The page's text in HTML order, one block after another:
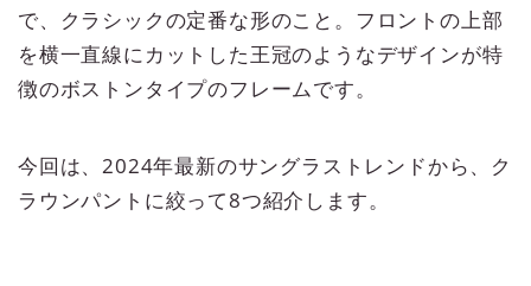
で、クラシックの定番な形のこと。フロントの上部
を横一直線にカットした王冠のようなデザインが特
徴のボストンタイプのフレームです。
今回は、2024年最新のサングラストレンドから、ク
ラウンパントに絞って8つ紹介します。